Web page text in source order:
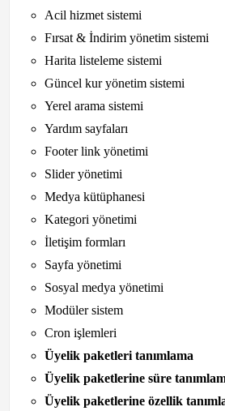
Acil hizmet sistemi
Fırsat & İndirim yönetim sistemi
Harita listeleme sistemi
Güncel kur yönetim sistemi
Yerel arama sistemi
Yardım sayfaları
Footer link yönetimi
Slider yönetimi
Medya kütüphanesi
Kategori yönetimi
İletişim formları
Sayfa yönetimi
Sosyal medya yönetimi
Modüler sistem
Cron işlemleri
Üyelik paketleri tanımlama
Üyelik paketlerine süre
Üyelik paketlerine özellik